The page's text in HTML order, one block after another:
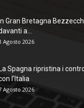
In Gran Bretagna
a...
Agosto 2026
La Spagna ripristina i
l’Italia
Agosto 2026